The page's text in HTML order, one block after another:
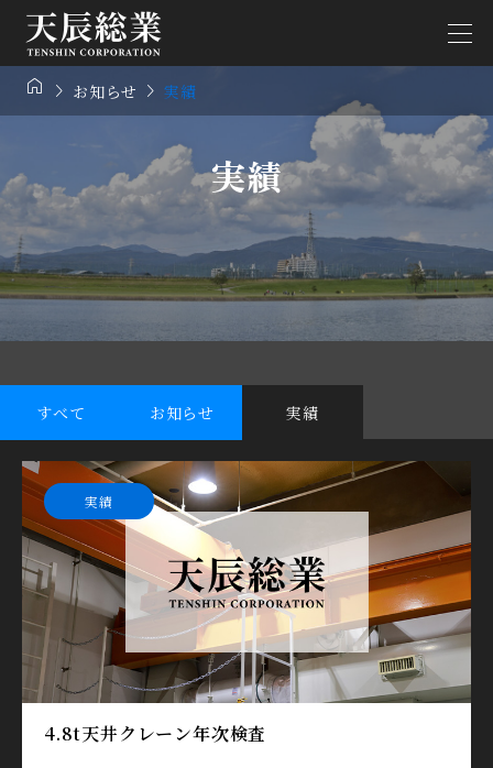
  お知らせ 実績
実績
すべて お知らせ 実績
実績
4.8t天井クレーン年次検査